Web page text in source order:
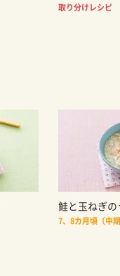
取り分けレシピ
鮭と玉ねぎの
7、8カ月頃（中期